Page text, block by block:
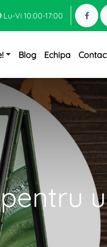
Lu-Vi 10:00-17:00
Blog Echipa